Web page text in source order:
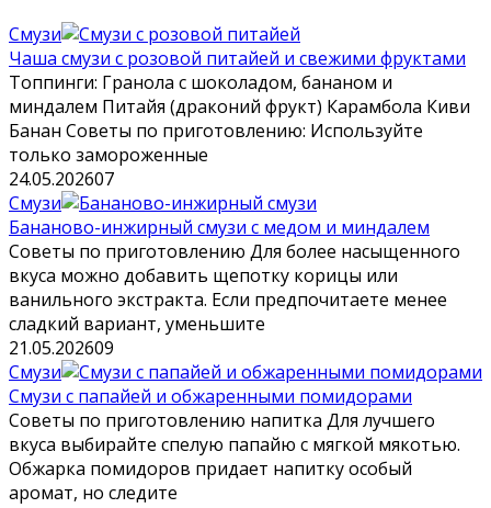
Смузи
Чаша смузи с розовой питайей и свежими фруктами
Топпинги: Гранола с шоколадом, бананом и
миндалем Питайя (драконий фрукт) Карамбола Киви
Банан Советы по приготовлению: Используйте
только замороженные
24.05.202607
Смузи
Бананово-инжирный смузи с медом и миндалем
Советы по приготовлению Для более насыщенного
вкуса можно добавить щепотку корицы или
ванильного экстракта. Если предпочитаете менее
сладкий вариант, уменьшите
21.05.202609
Смузи
Смузи с папайей и обжаренными помидорами
Советы по приготовлению напитка Для лучшего
вкуса выбирайте спелую папайю с мягкой мякотью.
Обжарка помидоров придает напитку особый
аромат, но следите